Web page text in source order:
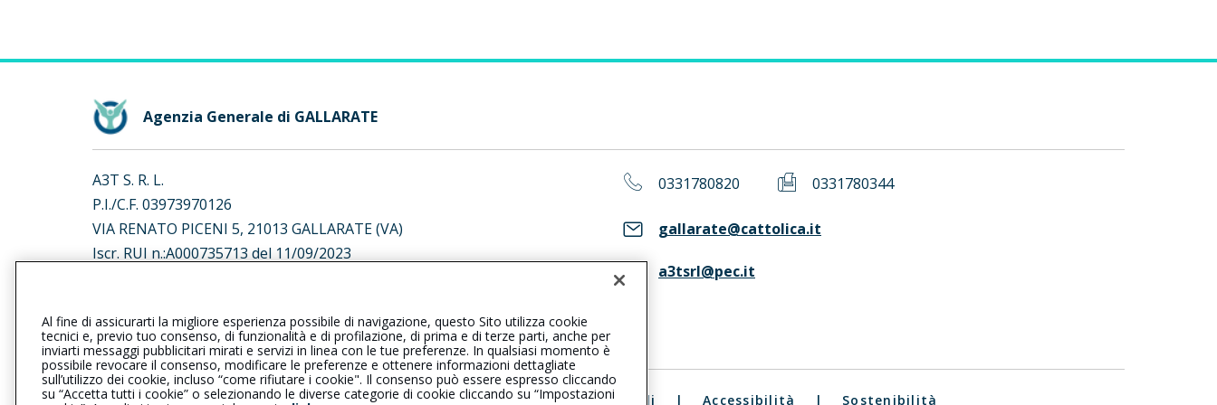
Agenzia Generale di GALLARATE
A3T S. R. L.
P.I./C.F. 03973970126
VIA RENATO PICENI 5, 21013 GALLARATE (VA)
Iscr. RUI n.:A000735713 del 11/09/2023
al seguentelink
0331780820 0331780344
gallarate@cattolica.it
a3tsrl@pec.it
Privacy | Cookie | Il Gruppo Generali | Reclami | Note legali | Accessibilità | Sostenibilità
Al fine di assicurarti la migliore esperienza possibile di navigazione, questo Sito utilizza cookie
tecnici e, previo tuo consenso, di funzionalità e di profilazione, di prima e di terze parti, anche per
inviarti messaggi pubblicitari mirati e servizi in linea con le tue preferenze. In qualsiasi momento è
possibile revocare il consenso, modificare le preferenze e ottenere informazioni dettagliate
sull’utilizzo dei cookie, incluso “come rifiutare i cookie". Il consenso può essere espresso cliccando
su “Accetta tutti i cookie” o selezionando le diverse categorie di cookie cliccando su “Impostazioni